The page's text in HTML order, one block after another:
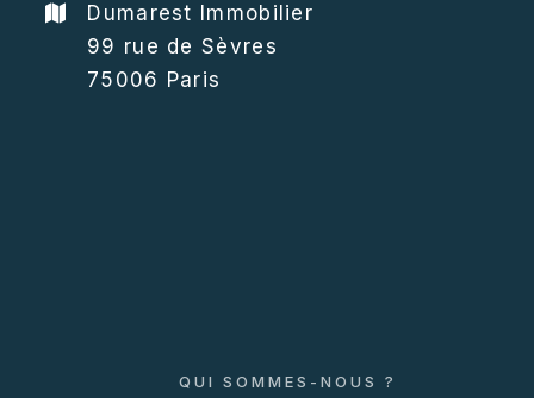
Dumarest Immobilier
99 rue de Sèvres
75006 Paris
QUI SOMMES-NOUS ?